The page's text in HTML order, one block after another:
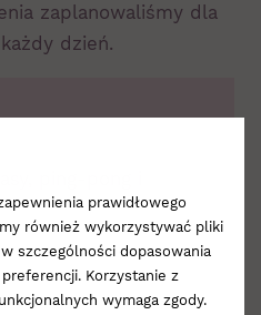
zaplanowaliśmy dla
dzień.
prawidłowego
również wykorzystywać pliki
szczególności dopasowania
Korzystanie z
wymaga zgody.